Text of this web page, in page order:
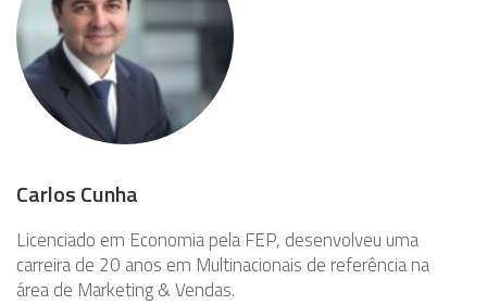
Carlos Cunha
Licenciado em Economia pela FEP, desenvolveu uma
carreira de 20 anos em Multinacionais de referência na
área de Marketing & Vendas.